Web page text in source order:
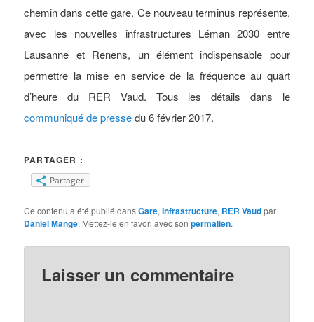
chemin dans cette gare. Ce nouveau terminus représente,
avec les nouvelles infrastructures Léman 2030 entre
Lausanne et Renens, un élément indispensable pour
permettre la mise en service de la fréquence au quart
d’heure du RER Vaud. Tous les détails dans le
communiqué de pressedu 6 février 2017.
PARTAGER :
Partager
Ce contenu a été publié dansGare,Infrastructure, RER Vaudpar
Daniel Mange. Mettez-le en favori avec sonpermalien.
Laisser un commentaire